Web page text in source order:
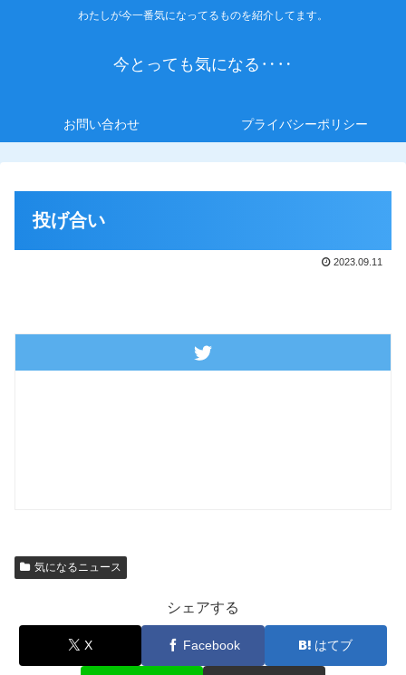
わたしが今一番気になってるものを紹介してます。
今とっても気になる‥‥
お問い合わせ プライバシーポリシー
投げ合い
2023.09.11
気になるニュース
シェアする
X Facebook はてブ